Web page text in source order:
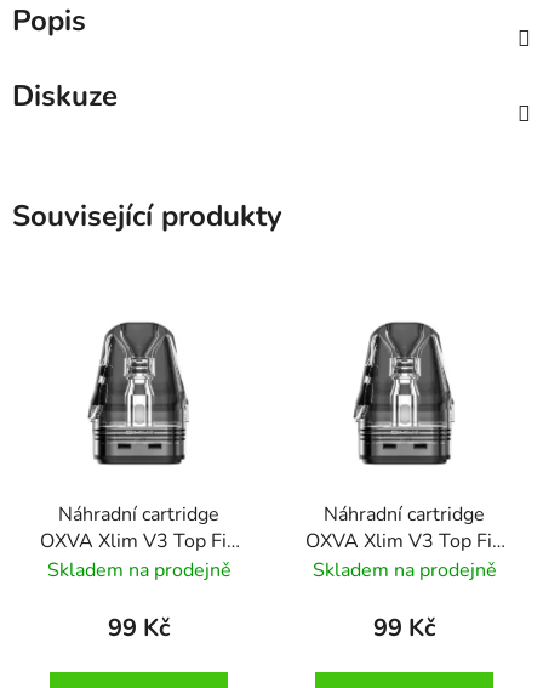
Popis
Diskuze
Související produkty
Náhradní cartridge
OXVA Xlim V3 Top Fill
(0,6ohm)
Skladem na prodejně
99 Kč
Náhradní cartridge
OXVA Xlim V3 Top Fill
(0,8ohm)
Skladem na prodejně
99 Kč